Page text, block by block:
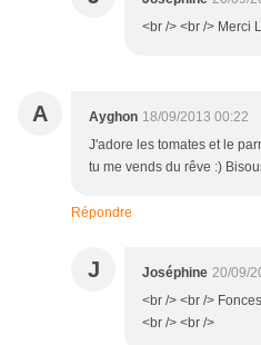
<br /> <br /> Merci
A Ayghon 18/09/2013 00:22
J'adore les tomates et le
tu me vends du rêve :)
Répondre
J Joséphine 20/09/
<br /> <br />
<br /> <br />